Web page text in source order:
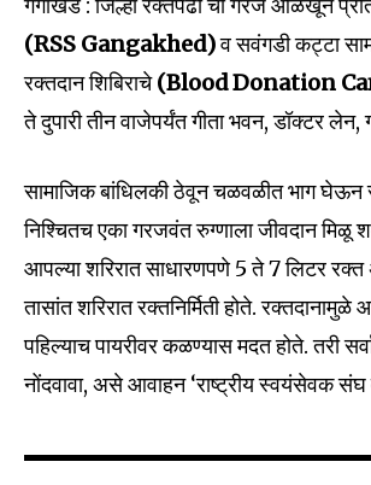
To subscribe, simply enter your email
the subscribe button below. Don't worry,
won't spam your inbox. Your information
6,300
Fans
(RSS Gangakhed)व सवंगडी कट्टा
रक्तदान शिबिराचे(Blood Donation
ते दुपारी तीन वाजेपर्यंत गीता भवन, डॉक्टर
सामाजिक बांधिलकी ठेवून चळवळीत भाग
निश्चितच एका गरजवंत रुग्णाला जीवदान मिळू
आपल्या शरिरात साधारणपणे 5 ते 7 लिटर
तासांत शरिरात रक्तनिर्मिती होते.
पहिल्याच पायरीवर कळण्यास मदत होते. तरी
नोंदवावा, असे आवाहन ‘राष्ट्रीय स्वयंसेवक